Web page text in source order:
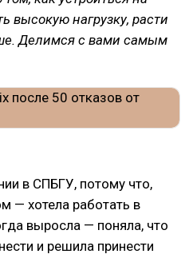
высокую нагрузку, расти
Делимся с вами самым
в СПБГУ, потому что,
— хотела работать в
выросла — поняла, что
и решила принести